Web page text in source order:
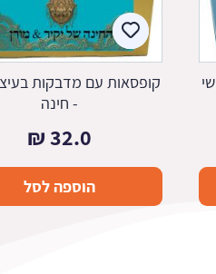
קופסאות עם מדבקות
- חינה
32.0
₪
הוספה לסל